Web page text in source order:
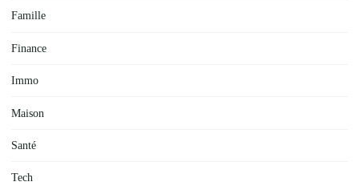
Famille
Finance
Immo
Maison
Santé
Tech